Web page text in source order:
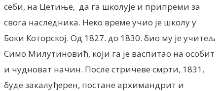
себи, на Цетиње, да га школује и припреми за
свога наследника. Неко време учио је школу у
Боки Которској. Од 1827. до 1830. био му је учитељ
Симо Милутиновић, који га је васпитао на особит
и чудноват начин. После стричеве смрти, 1831,
буде закалуђерен, постане архимандрит и